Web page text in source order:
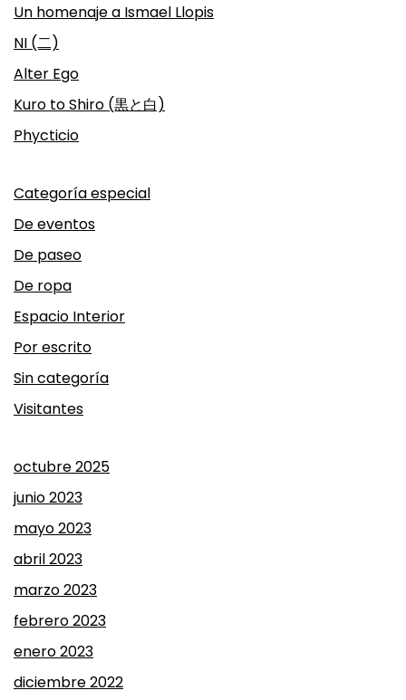
Un homenaje a Ismael Llopis
NI (二)
Alter Ego
Kuro to Shiro (黒と白)
Phycticio
Categoría especial
De eventos
De paseo
De ropa
Espacio Interior
Por escrito
Sin categoría
Visitantes
octubre 2025
junio 2023
mayo 2023
abril 2023
marzo 2023
febrero 2023
enero 2023
diciembre 2022